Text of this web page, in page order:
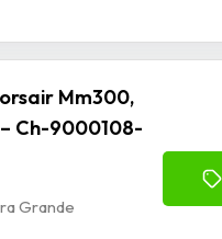
Mm300,
Ch-9000108-
Grande